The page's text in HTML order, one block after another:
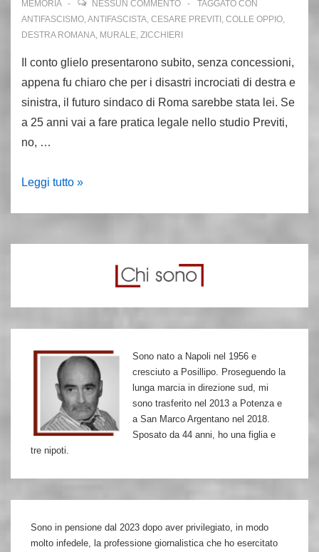
MEMORIA
NESSUN COMMENTO
TAGGATO CON
ANTIFASCISMO,ANTIFASCISTA, CESARE PREVITI , COLLE OPPIO,
DESTRA ROMANA, MURALE, ZICCHIERI
Il conto glielo presentarono subito, senza concessioni,
appena fu chiaro che per i disastri incrociati di destra e
sinistra, il futuro sindaco di Roma sarebbe stata lei. Se
a 25 anni vai a fare pratica legale nello studio Previti,
no, …
Virginia
peccati
Leggi tutto »
Sono nato a Napoli nel 1956 e
cresciuto a Posillipo. Proseguendo la
lunga marcia in direzione sud, mi
sono trasferito nel 2013 a Potenza e
a San Marco Argentano nel 2018.
Sposato da 44 anni, ho una figlia e
tre nipoti.
Sono in pensione dal 2023 dopo aver privilegiato, in modo
molto infedele, la professione giornalistica che ho esercitato